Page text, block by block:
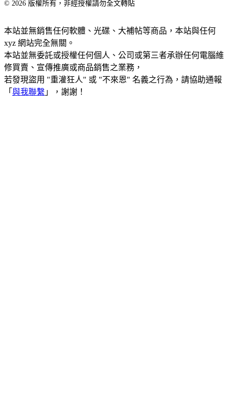
© 2026 版權所有，非經授權請勿全文轉貼
本站並無銷售任何軟體、光碟、大補帖等商品，本站與任何
xyz 網站完全無關。
本站並無委託或授權任何個人、公司或第三者承辦任何電腦維
修買賣、宣傳推廣或商品銷售之業務，
若發現盜用 "重灌狂人" 或 "不來恩" 名義之行為，請協助通報
「 與我聯繫 」，謝謝！